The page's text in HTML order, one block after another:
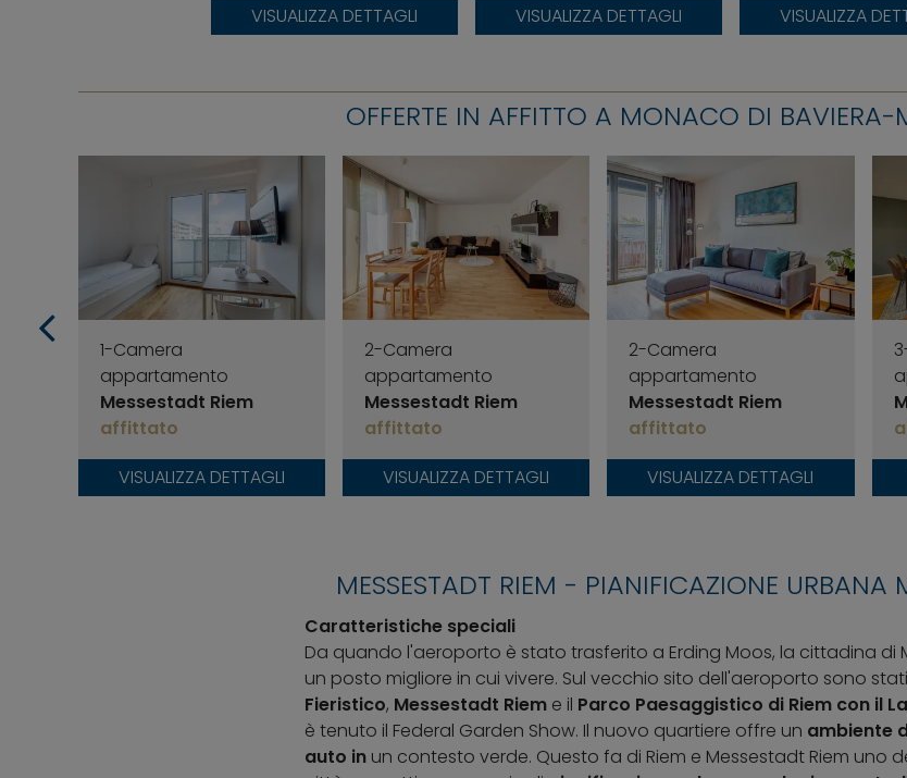
VISUALIZZA DETTAGLI
VISUALIZZA DETTAGLI
VISUALIZZA
OFFERTE IN AFFITTO A MONACO DI BAVIERA-
1-Camera
appartamento
Messestadt Riem
affittato
VISUALIZZA DETTAGLI
2-Camera
appartamento
Messestadt Riem
affittato
VISUALIZZA DETTAGLI
2-Camera
appartamento
Messestadt Riem
affittato
VISUALIZZA DETTAGLI
MESSESTADT RIEM - PIANIFICAZIONE URBANA
Caratteristiche speciali
Da quando l'aeroporto è stato trasferito a Erding Moos, la cittadina di
un posto migliore in cui vivere. Sul vecchio sito dell'aeroporto sono
Fieristico, Messestadt Riem e il Parco Paesaggistico di Riem con il
è tenuto il Federal Garden Show. Il nuovo quartiere offre un ambiente
auto in un contesto verde. Questo fa di Riem e Messestadt Riem uno